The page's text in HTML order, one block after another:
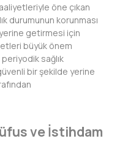
öne çıkan
durumunun korunması
getirmesi için
büyük önem
periyodik sağlık
bir şekilde yerine
ve İstihdam